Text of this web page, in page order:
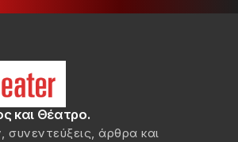
και Θέατρο.
συνεντεύξεις, άρθρα και